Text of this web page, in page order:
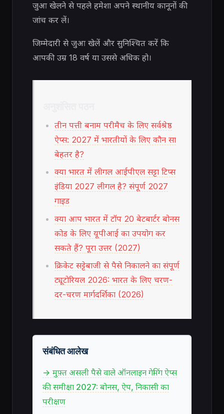
जुआ खेलने से पहले हमेशा अपने स्थानीय कानूनों की
जांच कर लें।
जिम्मेदारी से जुआ खेलें और सुनिश्चित करें कि
आपकी उम्र 18 वर्ष या उससे अधिक हो।
तीन पत्ती बनाम परीमैच के लिए सर्वश्रेष्ठ
ऐप्स: 2027 में भारतीयों के लिए कौन सा
बेहतर है?
क्या भारत में लीगल आईपीएल सट्टा टिप्स
इंडिया 2027 लीगल है? संपूर्ण 2027
गाइड
क्या आप भारत में टॉप 20 बेटबार्टर बोनस
कोड के लिए यूपीआई का उपयोग कर
सकते हैं? पूरा उत्तर (2027)
क्रिकेट सट्टेबाजी से पैसे निकालने का संपूर्ण
ट्यूटोरियल 2026: भारत के लिए चरण-
दर-चरण मार्गदर्शिका (2026)
संबंधित आलेख
→ मुफ़्त असली पैसे वाले ऑनलाइन गेमिंग ऐप्स
की समीक्षा 2027: बोनस, ऐप, निकासी का
परीक्षण